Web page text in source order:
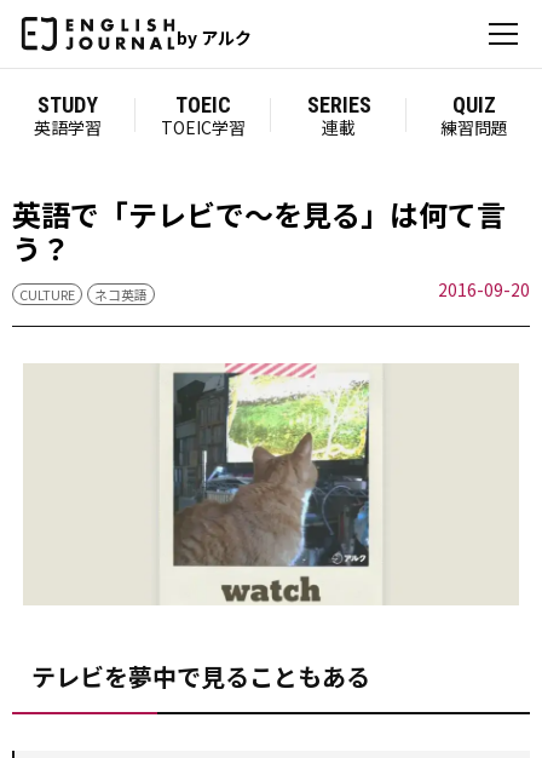
by アルク
STUDY
英語学習
TOEIC
TOEIC学習
SERIES
連載
QUIZ
練習問題
英語で「テレビで～を見る」は何て言
う？
CULTURE ネコ英語 2016-09-20
テレビを夢中で見ることもある